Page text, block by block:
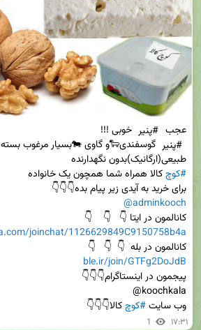
عجب #پنیر خوبی !!!
#پنیر
طبیعی(ارگانیک)بدون نگهدارنده
#کوچ
برای خرید به آیدی زیر پیام بده👇👇👇
@adminkooch
کانالمون در ایتا 👇   👇    👇
joinchat/1126629849C9150758b4a
کانالمون در بله  👇  👇   👇
ble.ir/join/GTFg2DoJdB
وب سایت #کوچ کالا👇👇👇
1 ۱۷:۳۱